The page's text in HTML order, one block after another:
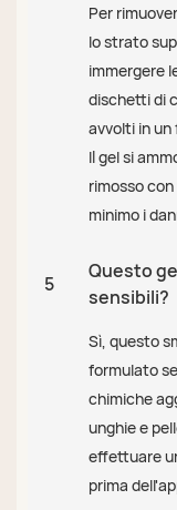
Per
lo strato
immergere
dischetti di
avvolti in un
Il gel si
rimosso
minimo i
5
Questo
sensibili?
Sì, questo
formulato
chimiche
unghie e
effettuare
prima